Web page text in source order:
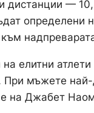
дистанции —
определени
на елитни
При мъжете
на Джабет